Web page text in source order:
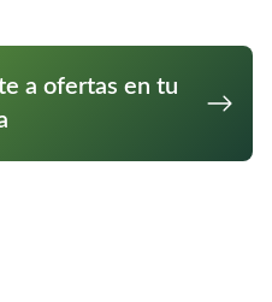
a ofertas en tu